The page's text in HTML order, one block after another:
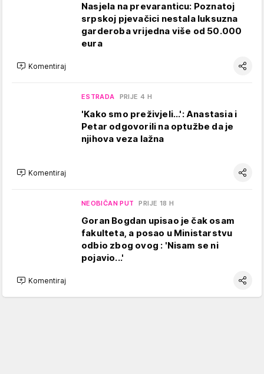
Nasjela na prevaranticu: Poznatoj
srpskoj pjevačici nestala luksuzna
garderoba vrijedna više od 50.000
eura
Komentiraj
ESTRADA PRIJE 4 H
'Kako smo preživjeli...': Anastasia i
Petar odgovorili na optužbe da je
njihova veza lažna
Komentiraj
NEOBIČAN PUT PRIJE 18 H
Goran Bogdan upisao je čak osam
fakulteta, a posao u Ministarstvu
odbio zbog ovog : 'Nisam se ni
pojavio...'
Komentiraj